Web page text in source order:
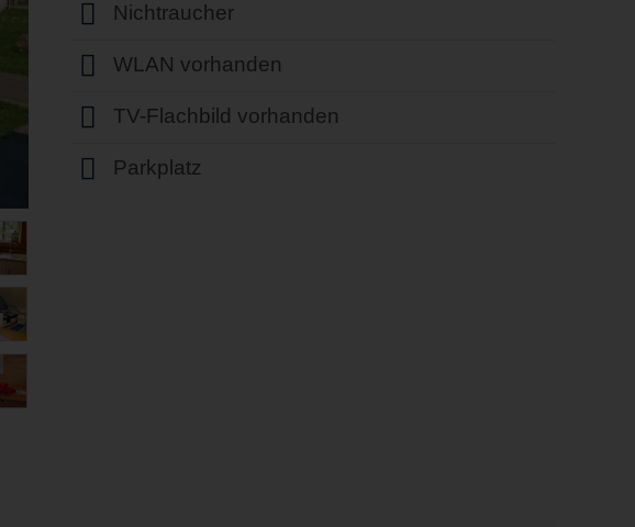
Nichtraucher
WLAN vorhanden
TV-Flachbild vorhanden
Parkplatz